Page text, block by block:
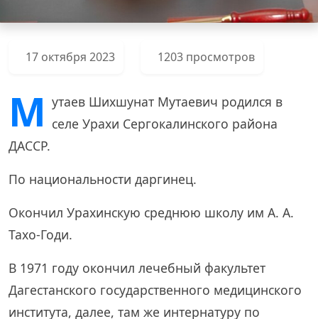
17 октября 2023 1203 просмотров
М утаев Шихшунат Мутаевич родился в
селе Урахи Сергокалинского района
ДАССР.
По национальности даргинец.
Окончил Урахинскую среднюю школу им А. А.
Тахо-Годи.
В 1971 году окончил лечебный факультет
Дагестанского государственного медицинского
института, далее, там же интернатуру по